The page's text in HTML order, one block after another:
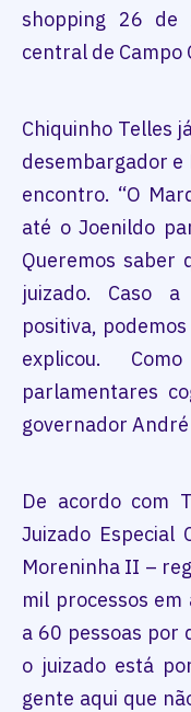
shopping 26 de
central de Campo
Chiquinho Telles
desembargador
encontro. “O
até o Joenildo
Queremos saber
juizado. Caso
positiva,
explicou.
parlamentares
governador André
De acordo com
Juizado Especial
Moreninha II –
mil processos
a 60 pessoas por
o juizado está
gente aqui que